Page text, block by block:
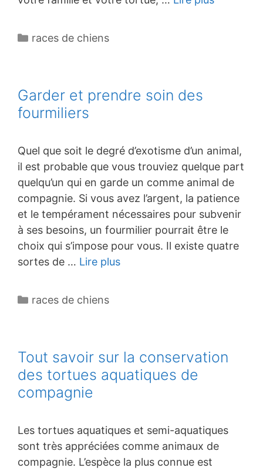
Catégories
races de chiens
Garder et prendre soin des
fourmiliers
Quel que soit le degré d’exotisme d’un animal,
il est probable que vous trouviez quelque part
quelqu’un qui en garde un comme animal de
compagnie. Si vous avez l’argent, la patience
et le tempérament nécessaires pour subvenir
à ses besoins, un fourmilier pourrait être le
choix qui s’impose pour vous. Il existe quatre
sortes de … Lire plus
Catégories
races de chiens
Tout savoir sur la conservation
des tortues aquatiques de
compagnie
Les tortues aquatiques et semi-aquatiques
sont très appréciées comme animaux de
compagnie. L’espèce la plus connue est